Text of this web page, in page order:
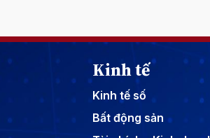
Kinh tế
Kinh tế số
Bất động sản